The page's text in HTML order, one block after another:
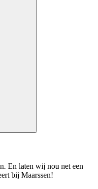
En laten wij nou net een
bij Maarssen!